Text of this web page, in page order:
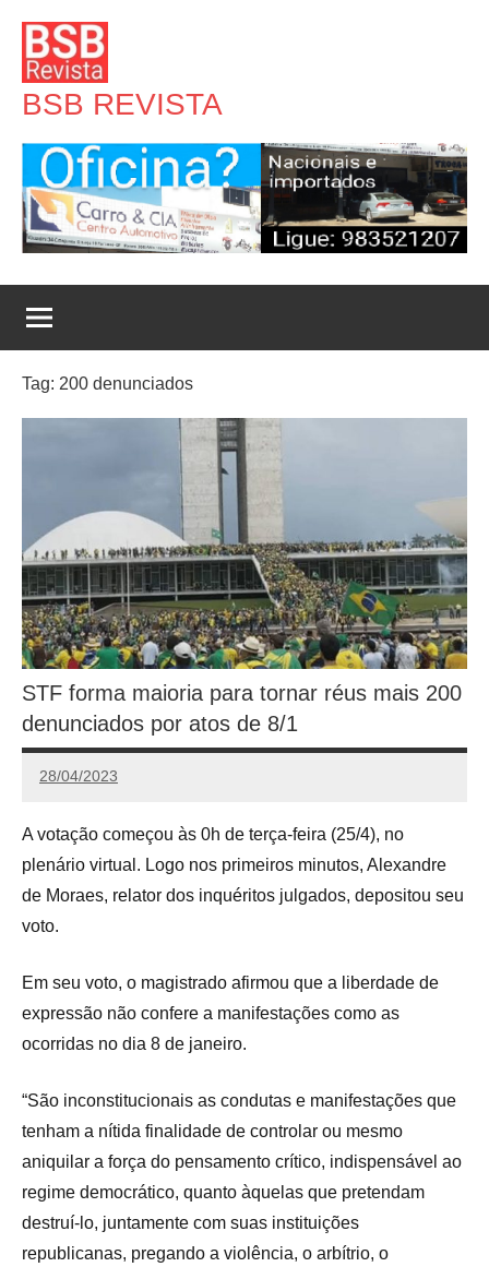
para
conteúdo
BSB REVISTA
Tag: 200 denunciados
STF forma maioria para tornar réus mais 200
denunciados por atos de 8/1
28/04/2023
Calango
A votação começou às 0h de terça-feira (25/4), no
plenário virtual. Logo nos primeiros minutos, Alexandre
de Moraes, relator dos inquéritos julgados, depositou seu
voto.
Em seu voto, o magistrado afirmou que a liberdade de
expressão não confere a manifestações como as
ocorridas no dia 8 de janeiro.
“São inconstitucionais as condutas e manifestações que
tenham a nítida finalidade de controlar ou mesmo
aniquilar a força do pensamento crítico, indispensável ao
regime democrático, quanto àquelas que pretendam
destruí-lo, juntamente com suas instituições
republicanas, pregando a violência, o arbítrio, o